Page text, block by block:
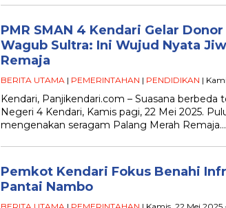
PMR SMAN 4 Kendari Gelar
Wagub Sultra: Ini Wujud Nyata
Remaja
BERITA UTAMA | PEMERINTAHAN | PENDIDIKAN |
Kendari, Panjikendari.com – Suasana berbeda
Negeri 4 Kendari, Kamis pagi, 22 Mei 2025.
mengenakan seragam Palang Merah Remaja…
Pemkot Kendari Fokus Benahi
Pantai Nambo